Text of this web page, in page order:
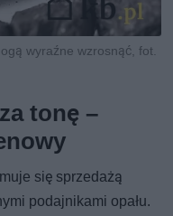
wyraźne wzrosnąć, fot.
tonę –
się sprzedażą
podajnikami opału.